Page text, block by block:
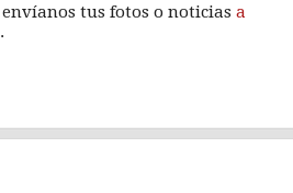
envíanos tus fotos o noticias a
.